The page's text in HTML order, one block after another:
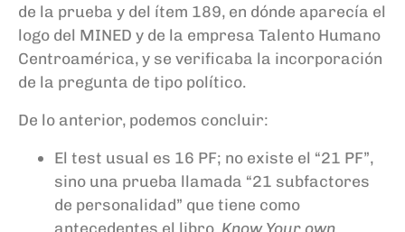
de la prueba y del ítem 189, en dónde aparecía el
logo del MINED y de la empresa Talento Humano
Centroamérica, y se verificaba la incorporación
de la pregunta de tipo político.
De lo anterior, podemos concluir:
El test usual es 16 PF; no existe el “21 PF”,
sino una prueba llamada “21 subfactores
de personalidad” que tiene como
antecedentes el libro Know Your own